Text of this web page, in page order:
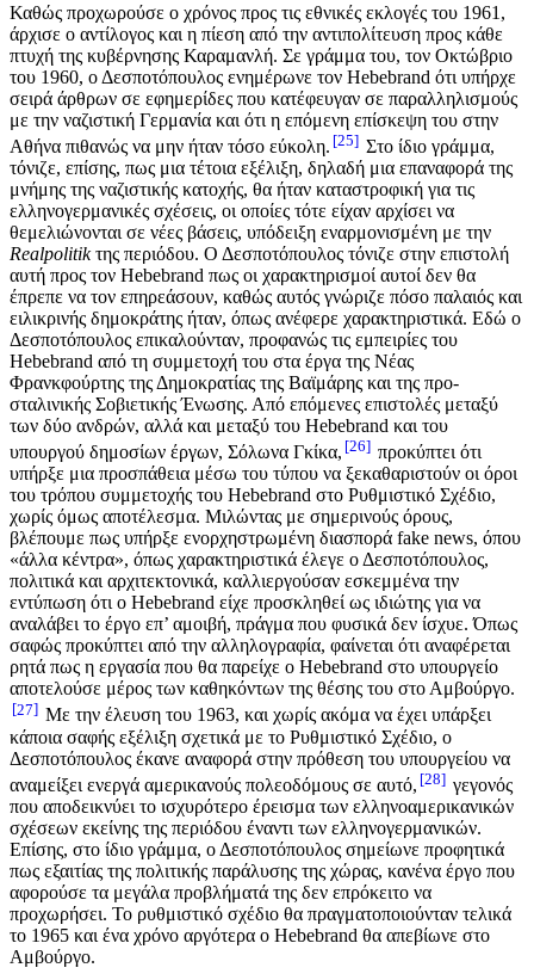
Καθώς προχωρούσε ο χρόνος προς τις εθνικές εκλογές του 1961,
άρχισε ο αντίλογος και η πίεση από την αντιπολίτευση προς κάθε
πτυχή της κυβέρνησης Καραμανλή. Σε γράμμα του, τον Οκτώβριο
του 1960, ο Δεσποτόπουλος ενημέρωνε τον Hebebrand ότι υπήρχε
σειρά άρθρων σε εφημερίδες που κατέφευγαν σε παραλληλισμούς
με την ναζιστική Γερμανία και ότι η επόμενη επίσκεψη του στην
Αθήνα πιθανώς να μην ήταν τόσο εύκολη. 25
Στο ίδιο γράμμα,
τόνιζε, επίσης, πως μια τέτοια εξέλιξη, δηλαδή μια επαναφορά της
μνήμης της ναζιστικής κατοχής, θα ήταν καταστροφική για τις
ελληνογερμανικές σχέσεις, οι οποίες τότε είχαν αρχίσει να
θεμελιώνονται σε νέες βάσεις, υπόδειξη εναρμονισμένη με την
Realpolitikτης περιόδου. Ο Δεσποτόπουλος τόνιζε στην επιστολή
αυτή προς τον Hebebrand πως οι χαρακτηρισμοί αυτοί δεν θα
έπρεπε να τον επηρεάσουν, καθώς αυτός γνώριζε πόσο παλαιός και
ειλικρινής δημοκράτης ήταν, όπως ανέφερε χαρακτηριστικά. Εδώ ο
Δεσποτόπουλος επικαλούνταν, προφανώς τις εμπειρίες του
Hebebrand από τη συμμετοχή του στα έργα της Νέας
Φρανκφούρτης της Δημοκρατίας της Βαϊμάρης και της προ-
σταλινικής Σοβιετικής Ένωσης. Από επόμενες επιστολές μεταξύ
των δύο ανδρών, αλλά και μεταξύ του Hebebrand και του
υπουργού δημοσίων έργων, Σόλωνα Γκίκα, 26
προκύπτει ότι
υπήρξε μια προσπάθεια μέσω του τύπου να ξεκαθαριστούν οι όροι
του τρόπου συμμετοχής του Hebebrand στο Ρυθμιστικό Σχέδιο,
χωρίς όμως αποτέλεσμα. Μιλώντας με σημερινούς όρους,
βλέπουμε πως υπήρξε ενορχηστρωμένη διασπορά fake news, όπου
«άλλα κέντρα», όπως χαρακτηριστικά έλεγε ο Δεσποτόπουλος,
πολιτικά και αρχιτεκτονικά, καλλιεργούσαν εσκεμμένα την
εντύπωση ότι ο Hebebrand είχε προσκληθεί ως ιδιώτης για να
αναλάβει το έργο επ’ αμοιβή, πράγμα που φυσικά δεν ίσχυε. Όπως
σαφώς προκύπτει από την αλληλογραφία, φαίνεται ότι αναφέρεται
ρητά πως η εργασία που θα παρείχε ο Hebebrand στο υπουργείο
αποτελούσε μέρος των καθηκόντων της θέσης του στο Αμβούργο.
27
Με την έλευση του 1963, και χωρίς ακόμα να έχει υπάρξει
κάποια σαφής εξέλιξη σχετικά με το Ρυθμιστικό Σχέδιο, ο
Δεσποτόπουλος έκανε αναφορά στην πρόθεση του υπουργείου να
αναμείξει ενεργά αμερικανούς πολεοδόμους σε αυτό, 28
γεγονός
που αποδεικνύει το ισχυρότερο έρεισμα των ελληνοαμερικανικών
σχέσεων εκείνης της περιόδου έναντι των ελληνογερμανικών.
Επίσης, στο ίδιο γράμμα, ο Δεσποτόπουλος σημείωνε προφητικά
πως εξαιτίας της πολιτικής παράλυσης της χώρας, κανένα έργο που
αφορούσε τα μεγάλα προβλήματά της δεν επρόκειτο να
προχωρήσει. Το ρυθμιστικό σχέδιο θα πραγματοποιούνταν τελικά
το 1965 και ένα χρόνο αργότερα ο Hebebrand θα απεβίωνε στο
Αμβούργο.